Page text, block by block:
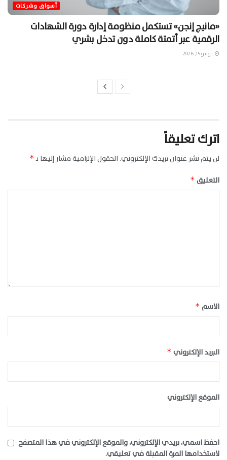
أسواق وشركات
«مانيج إنجن» تستكمل منظومة إدارة دورة الشهادات
الرقمية عبر أتمتة كاملة دون تدخل بشري
يوليو 15, 2026
اترك تعليقاً
لن يتم نشر عنوان بريدك الإلكتروني. الحقول الإلزامية مشار إليها بـ*
التعليق *
الاسم *
البريد الإلكتروني *
الموقع الإلكتروني
احفظ اسمي، بريدي الإلكتروني، والموقع الإلكتروني في هذا المتصفح
لاستخدامها المرة المقبلة في تعليقي.